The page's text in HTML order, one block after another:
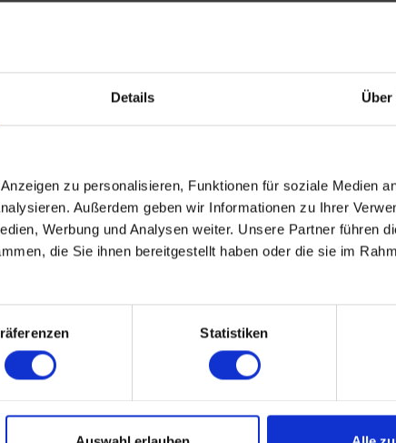
Details
zu personalisieren, Funktionen für soziale Medien
Außerdem geben wir Informationen zu Ihrer
Werbung und Analysen weiter. Unsere Partner führen
die Sie ihnen bereitgestellt haben oder die sie im
Statistiken